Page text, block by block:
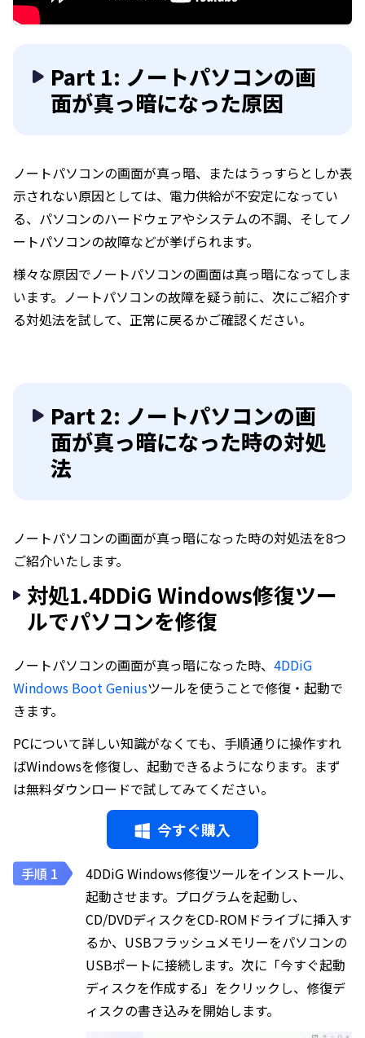
Part 1: ノートパソコンの画
面が真っ暗になった原因
ノートパソコンの画面が真っ暗、またはうっすらとしか表
示されない原因としては、電力供給が不安定になってい
る、パソコンのハードウェアやシステムの不調、そしてノ
ートパソコンの故障などが挙げられます。
様々な原因でノートパソコンの画面は真っ暗になってしま
います。ノートパソコンの故障を疑う前に、次にご紹介す
る対処法を試して、正常に戻るかご確認ください。
Part 2: ノートパソコンの画
面が真っ暗になった時の対処
法
ノートパソコンの画面が真っ暗になった時の対処法を8つ
ご紹介いたします。
対処1.4DDiG Windows修復ツー
ルでパソコンを修復
ノートパソコンの画面が真っ暗になった時、 4DDiG
Windows Boot Geniusツールを使うことで修復・起動で
きます。
PCについて詳しい知識がなくても、手順通りに操作すれ
ばWindowsを修復し、起動できるようになります。まず
は無料ダウンロードで試してみてください。
今すぐ購入
4DDiG Windows修復ツールをインストール、
起動させます。プログラムを起動し、
CD/DVDディスクをCD-ROMドライブに挿入す
るか、USBフラッシュメモリーをパソコンの
USBポートに接続します。次に「今すぐ起動
ディスクを作成する」をクリックし、修復デ
ィスクの書き込みを開始します。